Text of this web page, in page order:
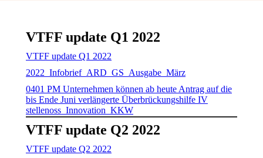
VTFF update Q1 2022
VTFF update Q1 2022
2022_ Infobrief_ARD_GS_Ausgabe_März
0401 PM Unternehmen können ab heute Antrag auf die
bis Ende Juni verlängerte Überbrückungshilfe IV
stellenoss_Innovation_KKW
VTFF update Q2 2022
VTFF update Q2 2022